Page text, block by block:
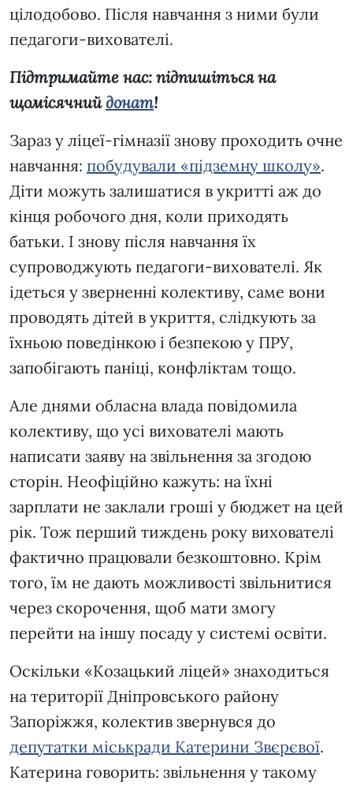
цілодобово. Після навчання з ними були
педагоги-вихователі.
Підтримайте нас: підпишіться на
щомісячнийдонат!
Зараз у ліцеї-гімназії знову проходить очне
навчання: побудували «підземну школу».
Діти можуть залишатися в укритті аж до
кінця робочого дня, коли приходять
батьки. І знову після навчання їх
супроводжують педагоги-вихователі. Як
ідеться у зверненні колективу, саме вони
проводять дітей в укриття, слідкують за
їхньою поведінкою і безпекою у ПРУ,
запобігають паніці, конфліктам тощо.
Але днями обласна влада повідомила
колективу, що усі вихователі мають
написати заяву на звільнення за згодою
сторін. Неофіційно кажуть: на їхні
зарплати не заклали гроші у бюджет на цей
рік. Тож перший тиждень року вихователі
фактично працювали безкоштовно. Крім
того, їм не дають можливості звільнитися
через скорочення, щоб мати змогу
перейти на іншу посаду у системі освіти.
Оскільки «Козацький ліцей» знаходиться
на території Дніпровського району
Запоріжжя, колектив звернувся до
депутатки міськради Катерини Звєрєвої.
Катерина говорить: звільнення у такому